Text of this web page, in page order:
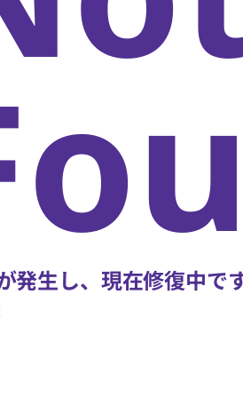
発生し、現在修復中です